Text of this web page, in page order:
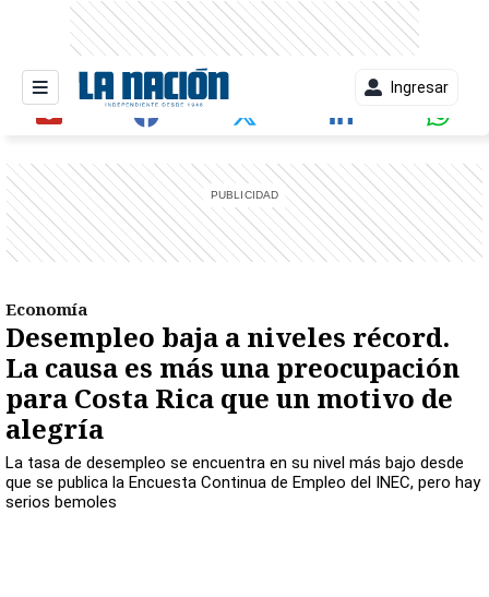
Ingresar
Economía
Desempleo baja a niveles récord.
La causa es más una preocupación
para Costa Rica que un motivo de
alegría
La tasa de desempleo se encuentra en su nivel más bajo desde
que se publica la Encuesta Continua de Empleo del INEC, pero hay
serios bemoles